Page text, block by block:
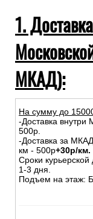
1.
МКАД):
На сумму до 15
-Доставка внутри
500р.
-Доставка за
км - 500р+30р/км.
Сроки курьерской
1-3 дня.
Подъем на этаж: